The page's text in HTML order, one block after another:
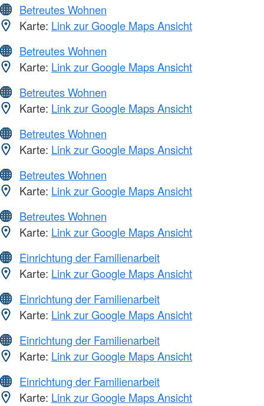
Betreutes Wohnen
Karte: Link zur Google Maps Ansicht
Betreutes Wohnen
Karte: Link zur Google Maps Ansicht
Betreutes Wohnen
Karte: Link zur Google Maps Ansicht
Betreutes Wohnen
Karte: Link zur Google Maps Ansicht
Betreutes Wohnen
Karte: Link zur Google Maps Ansicht
Betreutes Wohnen
Karte: Link zur Google Maps Ansicht
Einrichtung der Familienarbeit
Karte: Link zur Google Maps Ansicht
Einrichtung der Familienarbeit
Karte: Link zur Google Maps Ansicht
Einrichtung der Familienarbeit
Karte: Link zur Google Maps Ansicht
Einrichtung der Familienarbeit
Karte: Link zur Google Maps Ansicht